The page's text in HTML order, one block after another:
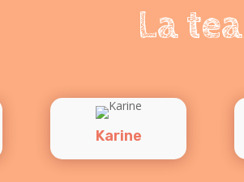
La
Karine